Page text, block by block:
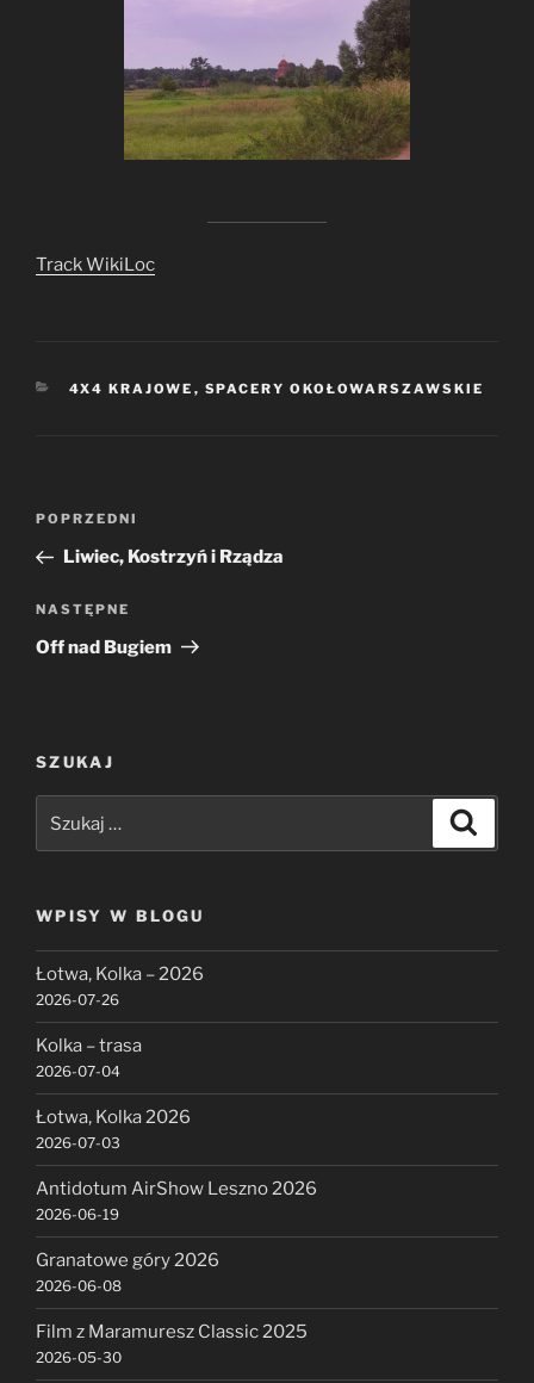
Track WikiLoc
KATEGORIE
4X4 KRAJOWE , SPACERY OKOŁOWARSZAWSKIE
Nawigacja
Poprzedni
wpis
POPRZEDNI
Liwiec, Kostrzyń i Rządza
Następny
wpis
NASTĘPNE
Off nad Bugiem
SZUKAJ
WPISY W BLOGU
Łotwa, Kolka – 2026
2026-07-26
Kolka – trasa
2026-07-04
Łotwa, Kolka 2026
2026-07-03
Antidotum AirShow Leszno 2026
2026-06-19
Granatowe góry 2026
2026-06-08
Film z Maramuresz Classic 2025
2026-05-30